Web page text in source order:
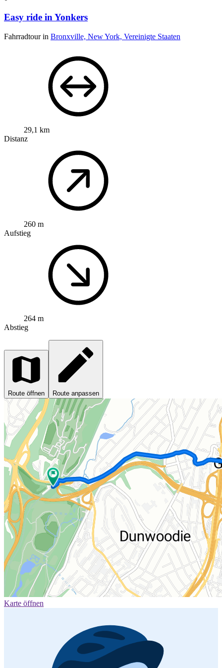
Easy ride in Yonkers
Fahrradtour in Bronxville, New York, Vereinigte Staaten
29,1 km
Distanz
260 m
Aufstieg
264 m
Abstieg
Route öffnen Route anpassen
Karte öffnen